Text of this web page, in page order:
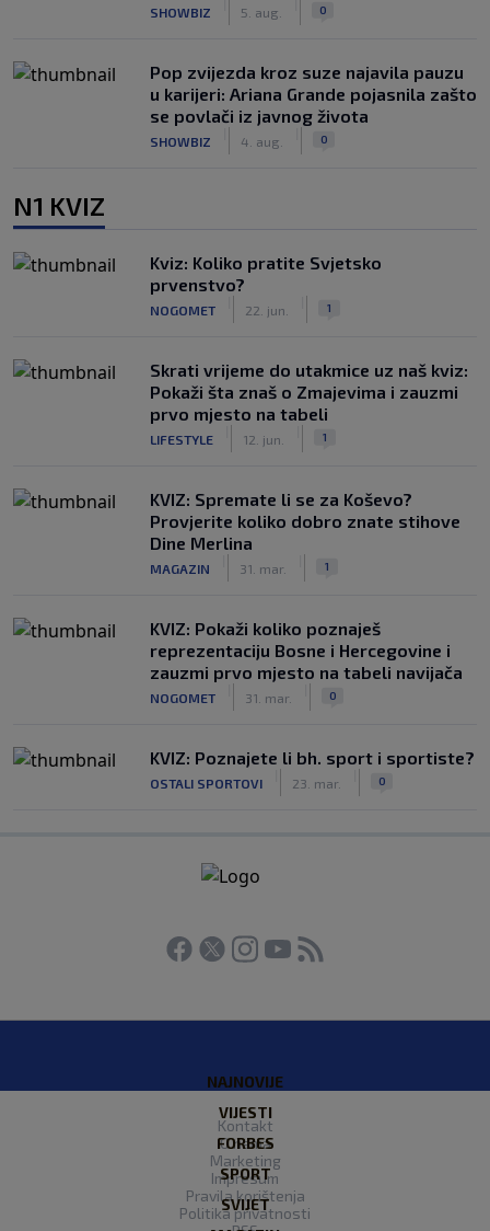
SHOWBIZ 5. aug. 0
Pop zvijezda kroz suze najavila pauzu
u karijeri: Ariana Grande pojasnila zašto
se povlači iz javnog života
SHOWBIZ 4. aug. 0
N1 KVIZ
Kviz: Koliko pratite Svjetsko
prvenstvo?
NOGOMET 22. jun. 1
Skrati vrijeme do utakmice uz naš kviz:
Pokaži šta znaš o Zmajevima i zauzmi
prvo mjesto na tabeli
LIFESTYLE 12. jun. 1
KVIZ: Spremate li se za Koševo?
Provjerite koliko dobro znate stihove
Dine Merlina
MAGAZIN 31. mar. 1
KVIZ: Pokaži koliko poznaješ
reprezentaciju Bosne i Hercegovine i
zauzmi prvo mjesto na tabeli navijača
NOGOMET 31. mar. 0
KVIZ: Poznajete li bh. sport i sportiste?
OSTALI SPORTOVI 23. mar. 0
NAJNOVIJE
VIJESTI
FORBES
SPORT
SVIJET
Kontakt
O nama
Marketing
Impresum
Pravila korištenja
Politika privatnosti